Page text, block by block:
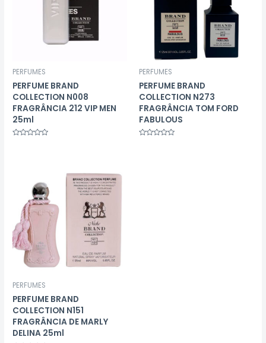
PERFUMES
PERFUME BRAND
COLLECTION N008
FRAGRÂNCIA 212 VIP MEN
25ml
PERFUMES
PERFUME BRAND
COLLECTION N273
FRAGRÂNCIA TOM FORD
FABULOUS
PERFUMES
PERFUME BRAND
COLLECTION N151
FRAGRÂNCIA DE MARLY
DELINA 25ml